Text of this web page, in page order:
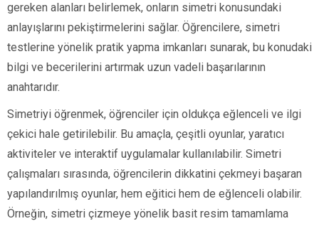
gereken alanları belirlemek, onların simetri konusundaki
anlayışlarını pekiştirmelerini sağlar. Öğrencilere, simetri
testlerine yönelik pratik yapma imkanları sunarak, bu konudaki
bilgi ve becerilerini artırmak uzun vadeli başarılarının
anahtarıdır.
Simetriyi öğrenmek, öğrenciler için oldukça eğlenceli ve ilgi
çekici hale getirilebilir. Bu amaçla, çeşitli oyunlar, yaratıcı
aktiviteler ve interaktif uygulamalar kullanılabilir. Simetri
çalışmaları sırasında, öğrencilerin dikkatini çekmeyi başaran
yapılandırılmış oyunlar, hem eğitici hem de eğlenceli olabilir.
Örneğin, simetri çizmeye yönelik basit resim tamamlama